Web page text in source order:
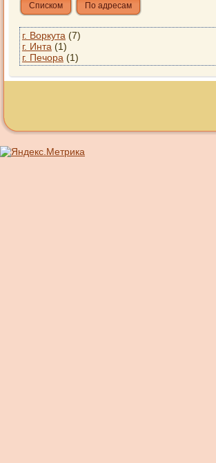
Списком По адресам
г. Воркута (7)
г. Инта (1)
г. Печора (1)